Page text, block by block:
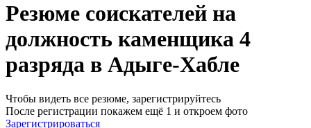
Резюме соискателей на
должность каменщика 4
разряда в Адыге-Хабле
Чтобы видеть все резюме, зарегистрируйтесь
После регистрации покажем ещё 1 и откроем фото
Зарегистрироваться